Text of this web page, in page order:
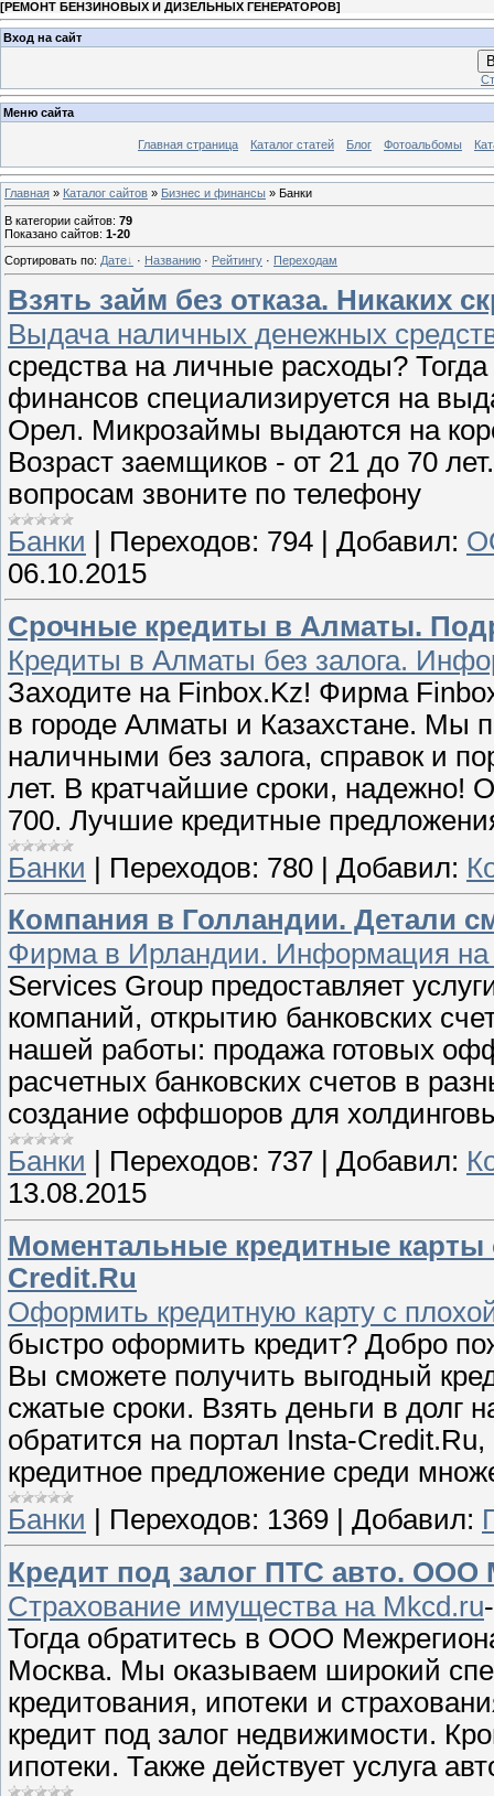
[РЕМОНТ БЕНЗИНОВЫХ И ДИЗЕЛЬНЫХ ГЕНЕРАТОРОВ]
Вход на сайт
Меню сайта
Главная страница Каталог статей Блог Фотоальбомы
Главная » Каталог сайтов » Бизнес и финансы » Банки
В категории сайтов: 79
Показано сайтов: 1-20
Сортировать по: Дате · Названию · Рейтингу · Переходам
Взять займ без отказа. Никаких
Выдача наличных денежных
средства на личные расходы?
финансов специализируется на
Орел. Микрозаймы выдаются на
Возраст заемщиков - от 21 до 70
вопросам звоните по телефону
Банки
Переходов: 794 Добавил:
06.10.2015
Срочные кредиты в Алматы.
Кредиты в Алматы без залога.
Заходите на Finbox.Kz! Фирма
в городе Алматы и Казахстане. Мы
наличными без залога, справок и
лет. В кратчайшие сроки, надежно!
700. Лучшие кредитные
Банки | Переходов: 780 | Добавил:
Компания в Голландии. Детали
Фирма в Ирландии. Информация на
Services Group предоставляет
компаний, открытию банковских
нашей работы: продажа готовых
расчетных банковских счетов в
создание оффшоров для
Банки
Переходов: 737 Добавил:
13.08.2015
Моментальные кредитные карты
Credit.Ru
Оформить кредитную карту с
быстро оформить кредит? Добро
Вы сможете получить выгодный
сжатые сроки. Взять деньги в долг
обратится на портал Insta-
кредитное предложение среди
Банки
Переходов: 1369 Добавил:
Кредит под залог ПТС авто.
Страхование имущества на Mkcd.ru
Тогда обратитесь в ООО
Москва. Мы оказываем широкий
кредитования, ипотеки и
кредит под залог недвижимости.
ипотеки. Также действует услуга